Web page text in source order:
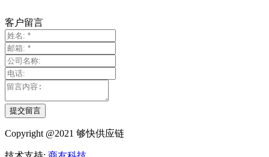
客户留言
提交留言
Copyright @2021 够快供应链